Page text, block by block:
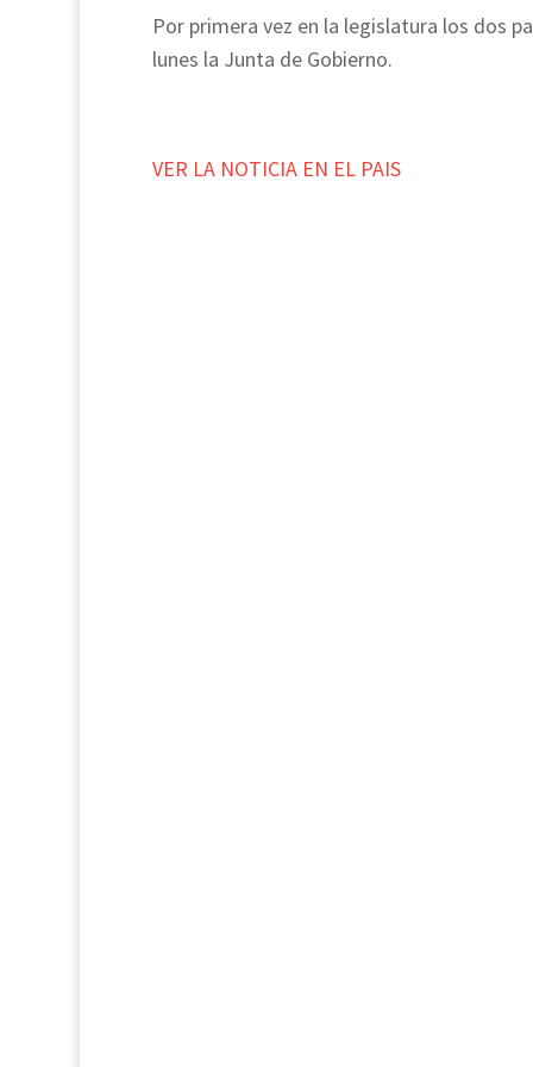
Por primera vez en la legislatura los dos
lunes la Junta de Gobierno.
VER LA NOTICIA EN EL PAIS